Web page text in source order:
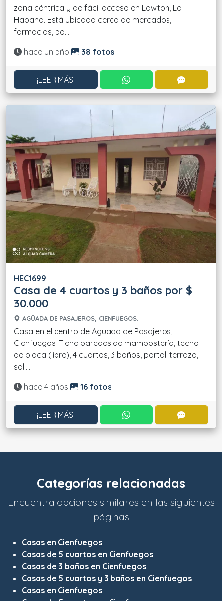
zona céntrica y de fácil acceso en Lawton, La
Habana. Está ubicada cerca de mercados,
farmacias, bo....
Actualizado:
hace un año 38 fotos
¡LEER MÁS! CONTACTAR POR
HEC1699
Casa de 4 cuartos y 3 baños por $
30.000
AGÜADA DE PASAJEROS, CIENFUEGOS.
Casa en el centro de Aguada de Pasajeros,
Cienfuegos. Tiene paredes de mampostería, techo
de placa (libre), 4 cuartos, 3 baños, portal, terraza,
sal....
Actualizado:
hace 4 años 16 fotos
¡LEER MÁS! CONTACTAR POR
Categorías relacionadas
Encuentra opciones similares en las siguientes
páginas
Casas en Cienfuegos
Casas de 5 cuartos en Cienfuegos
Casas de 3 baños en Cienfuegos
Casas de 5 cuartos y 3 baños en Cienfuegos
Casas en Cienfuegos